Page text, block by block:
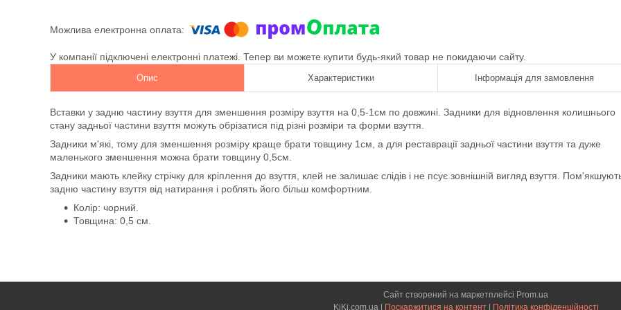
У компанії підключені електронні платежі. Тепер ви можете купити будь-який товар не покидаючи сайту.
Опис Характеристики Інформація для замовлення
Вставки у задню частину взуття для зменшення розміру взуття на 0,5-1см по довжині. Задники для відновлення колишнього
стану задньої частини взуття можуть обрізатися під різні розміри та форми взуття.
Задники м'які, тому для зменшення розміру краще брати товщину 1см, а для реставрації задньої частини взуття та дуже
маленького зменшення можна брати товщину 0,5см.
Задники мають клейку стрічку для кріплення до взуття, клей не залишає слідів і не псує зовнішній вигляд взуття.
задню частину взуття від натирання і роблять його більш комфортним.
Колір: чорний.
Товщина: 0,5 см.
Сайт створений на маркетплейсі Prom.ua
Поскаржитися на контент Політика конфіденційності